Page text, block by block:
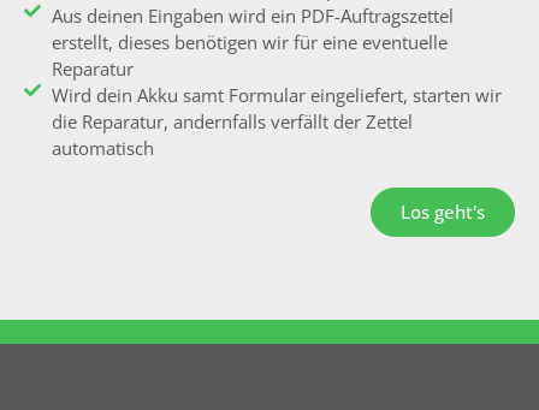
Aus deinen Eingaben wird ein PDF-Auftragszettel
erstellt, dieses benötigen wir für eine eventuelle
Reparatur
Wird dein Akku samt Formular eingeliefert, starten wir
die Reparatur, andernfalls verfällt der Zettel
automatisch
Los geht's